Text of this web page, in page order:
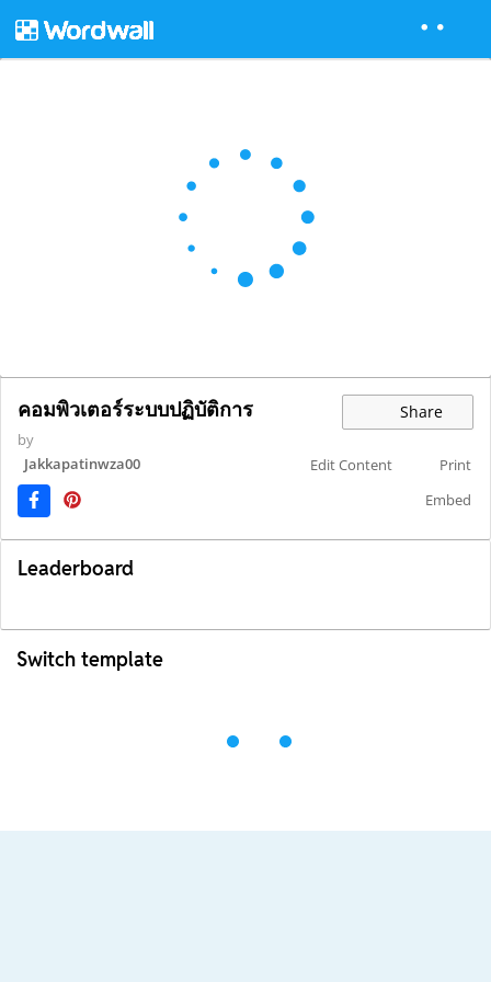
คอมพิวเตอร์ระบบปฏิบัติการ Share
by
Jakkapatinwza00
Edit Content
Print
Embed
Leaderboard
Switch template